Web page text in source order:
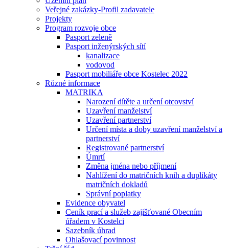
Veřejné zakázky-Profil zadavatele
Projekty
Program rozvoje obce
Pasport zeleně
Pasport inženýrských sítí
kanalizace
vodovod
Pasport mobiliáře obce Kostelec 2022
Různé informace
MATRIKA
Narození dítěte a určení otcovství
Uzavření manželství
Uzavření partnerství
Určení místa a doby uzavření manželství a
partnerství
Registrované partnerství
Úmrtí
Změna jména nebo příjmení
Nahlížení do matričních knih a duplikáty
matričních dokladů
Správní poplatky
Evidence obyvatel
Ceník prací a služeb zajišťované Obecním
úřadem v Kostelci
Sazebník úhrad
Ohlašovací povinnost